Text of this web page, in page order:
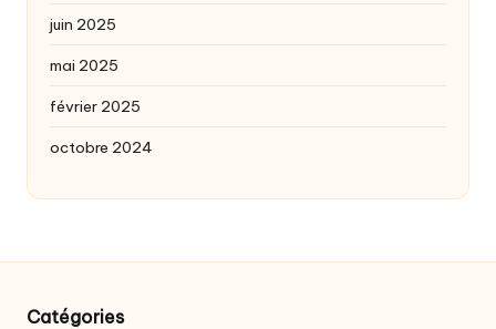
juin 2025
mai 2025
février 2025
octobre 2024
Catégories